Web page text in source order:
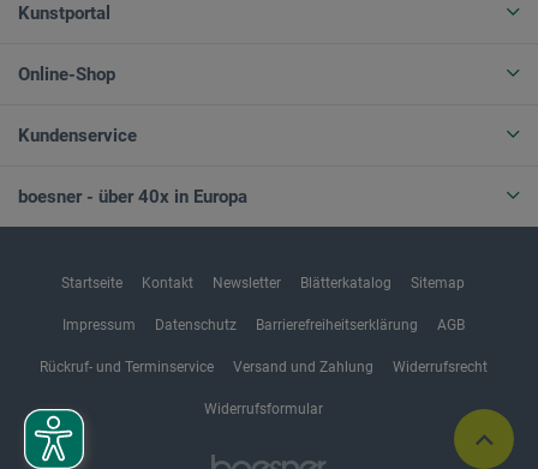
Kunstportal
Online-Shop
Kundenservice
boesner - über 40x in Europa
Startseite Kontakt Newsletter Blätterkatalog Sitemap
Impressum Datenschutz Barrierefreiheitserklärung AGB
Rückruf- und Terminservice Versand und Zahlung Widerrufsrecht
Widerrufsformular